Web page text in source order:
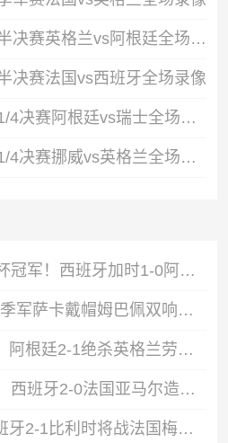
07月16日世界杯半决赛英格兰vs阿根廷全场录像
决赛法国vs西班牙全场录像
07月12日世界杯1/4决赛阿根廷vs瑞士全场录像
07月12日世界杯1/4决赛挪威vs英格兰全场录像
时隔16年夺世界杯冠军！西班牙加时1-0阿根廷费兰制胜恩佐染红
英格兰6-4法国获季军萨卡戴帽姆巴佩双响创纪录奥利塞2助+失良机
连续两届进决赛！阿根廷2-1绝杀英格兰劳塔罗恩佐破门梅西两助攻
时隔16年进决赛！西班牙2-0法国亚马尔造点奥亚萨瓦尔、波罗破门
晋级半决赛！西班牙2-1比利时将战法国梅里诺替补绝杀拉门斯送礼